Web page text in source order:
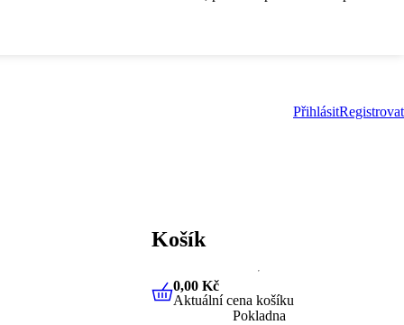
PřihlásitRegistrovat
Košík
0,00 KčAktuální cena košíku
0,00 Kč
Aktuální cena košíku
Pokladna